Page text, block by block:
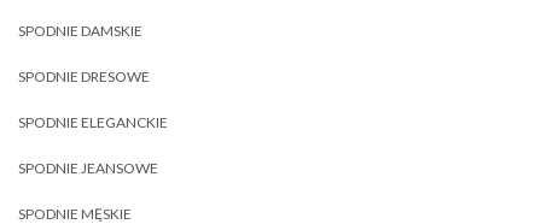
SPODNIE DAMSKIE
SPODNIE DRESOWE
SPODNIE ELEGANCKIE
SPODNIE JEANSOWE
SPODNIE MĘSKIE